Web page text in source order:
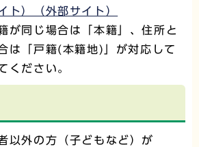
ト）（外部サイト）
が同じ場合は「本籍」、住所と
は「戸籍(本籍地)」が対応して
ください。
以外の方（子どもなど）が